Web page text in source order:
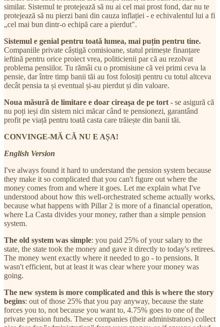
similar. Sistemul te protejează să nu ai cel mai prost fond, dar nu te
protejează să nu pierzi bani din cauza inflației - e echivalentul lui a fi
„cel mai bun dintr-o echipă care a pierdut".
Sistemul e genial pentru toată lumea, mai puțin pentru tine.
Companiile private câștigă comisioane, statul primește finanțare
ieftină pentru orice proiect vrea, politicienii par că au rezolvat
problema pensiilor. Tu rămâi cu o promisiune că vei primi ceva la
pensie, dar între timp banii tăi au fost folosiți pentru cu totul altceva
decât pensia ta și eventual și-au pierdut și din valoare.
Noua măsură de limitare e doar cireaşa de pe tort - se asigură că
nu poți ieși din sistem nici măcar când te pensionezi, garantând
profit pe viață pentru toată casta care trăiește din banii tăi.
CONVINGE-MĂ CĂ NU E AȘA!
English Version
I've always found it hard to understand the pension system because
they make it so complicated that you can't figure out where the
money comes from and where it goes. Let me explain what I've
understood about how this well-orchestrated scheme actually works,
because what happens with Pillar 2 is more of a financial operation,
where La Casta divides your money, rather than a simple pension
system.
The old system was simple: you paid 25% of your salary to the
state, the state took the money and gave it directly to today's retirees.
The money went exactly where it needed to go - to pensions. It
wasn't efficient, but at least it was clear where your money was
going.
The new system is more complicated and this is where the story
begins: out of those 25% that you pay anyway, because the state
forces you to, not because you want to, 4.75% goes to one of the
private pension funds. These companies (their administrators) collect